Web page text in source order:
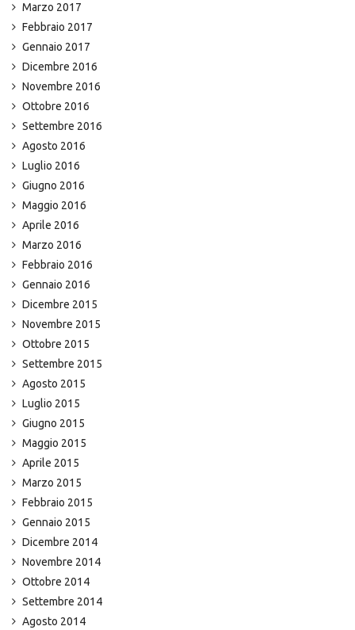
Marzo 2017
Febbraio 2017
Gennaio 2017
Dicembre 2016
Novembre 2016
Ottobre 2016
Settembre 2016
Agosto 2016
Luglio 2016
Giugno 2016
Maggio 2016
Aprile 2016
Marzo 2016
Febbraio 2016
Gennaio 2016
Dicembre 2015
Novembre 2015
Ottobre 2015
Settembre 2015
Agosto 2015
Luglio 2015
Giugno 2015
Maggio 2015
Aprile 2015
Marzo 2015
Febbraio 2015
Gennaio 2015
Dicembre 2014
Novembre 2014
Ottobre 2014
Settembre 2014
Agosto 2014